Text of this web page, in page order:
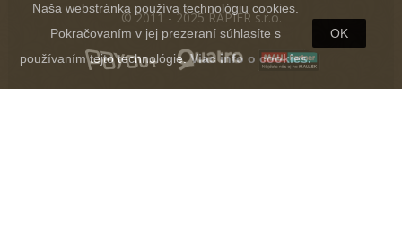
Naša webstránka používa technológiu cookies.
Pokračovaním v jej prezeraní súhlasíte s
používaním tejto technológie.Viac info o cookies.
OK
© 2011 - 2025 RAPIER s.r.o.